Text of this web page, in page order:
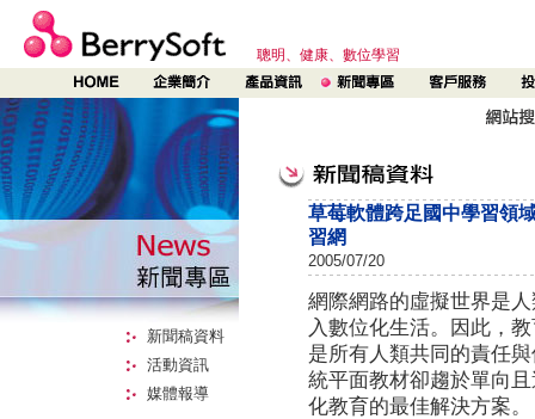
聰明、健康、數位學習
新聞稿資料
活動資訊
媒體報導
草莓軟體跨足國中學習領
習網
2005/07/20
網際網路的虛擬世界是
入數位化生活。因此，
是所有人類共同的責任
統平面教材卻趨於單向
化教育的最佳解決方案。